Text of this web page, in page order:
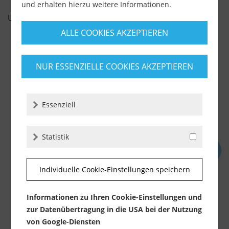
UNSERE EMPFEHLUNGEN
%
583,90 € 629,00 €
inkl. MwSt.zzgl. Versandkosten
und erhalten hierzu weitere Informationen.
ALLE COOKIES AKZEPTIEREN
NUR ESSENZIELLE COOKIES AKZEPTIEREN
Essenziell
Statistik
Individuelle Cookie-Einstellungen speichern
Informationen zu Ihren Cookie-Einstellungen und
zur Datenübertragung in die USA bei der Nutzung
von Google-Diensten